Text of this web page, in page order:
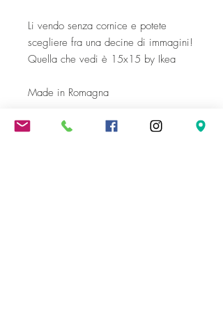
Li vendo senza cornice e potete
scegliere fra una decine di immagini!
Quella che vedi è 15x15 by Ikea
Made in Romagna